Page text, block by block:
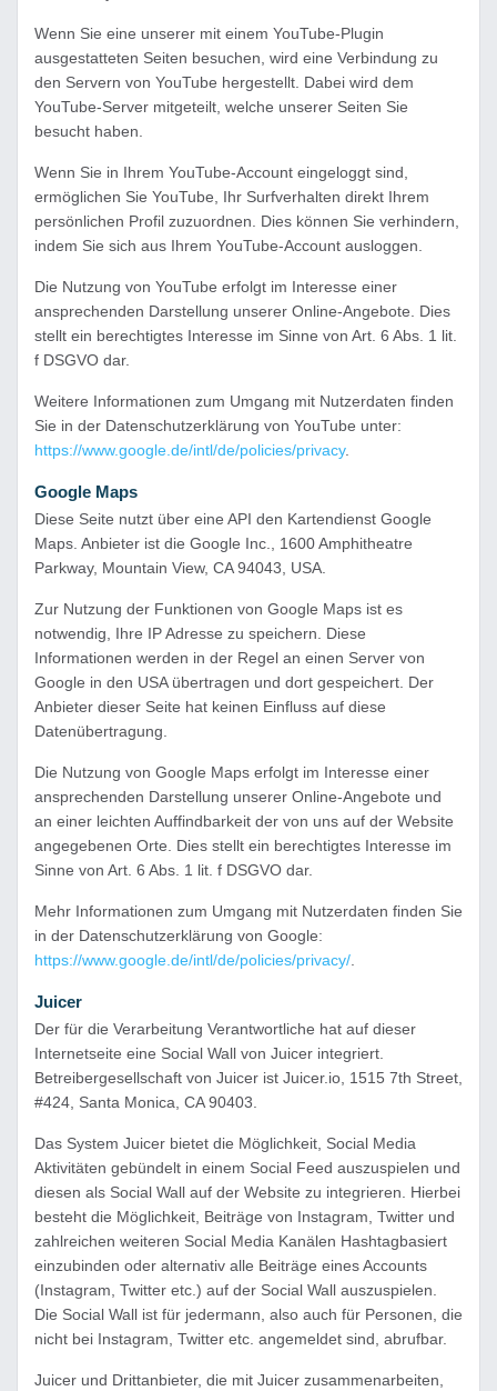
Wenn Sie eine unserer mit einem YouTube-Plugin
ausgestatteten Seiten besuchen, wird eine Verbindung zu
den Servern von YouTube hergestellt. Dabei wird dem
YouTube-Server mitgeteilt, welche unserer Seiten Sie
besucht haben.
Wenn Sie in Ihrem YouTube-Account eingeloggt sind,
ermöglichen Sie YouTube, Ihr Surfverhalten direkt Ihrem
persönlichen Profil zuzuordnen. Dies können Sie verhindern,
indem Sie sich aus Ihrem YouTube-Account ausloggen.
Die Nutzung von YouTube erfolgt im Interesse einer
ansprechenden Darstellung unserer Online-Angebote. Dies
stellt ein berechtigtes Interesse im Sinne von Art. 6 Abs. 1 lit.
f DSGVO dar.
Weitere Informationen zum Umgang mit Nutzerdaten finden
Sie in der Datenschutzerklärung von YouTube unter:
https://www.google.de/intl/de/policies/privacy.
Google Maps
Diese Seite nutzt über eine API den Kartendienst Google
Maps. Anbieter ist die Google Inc., 1600 Amphitheatre
Parkway, Mountain View, CA 94043, USA.
Zur Nutzung der Funktionen von Google Maps ist es
notwendig, Ihre IP Adresse zu speichern. Diese
Informationen werden in der Regel an einen Server von
Google in den USA übertragen und dort gespeichert. Der
Anbieter dieser Seite hat keinen Einfluss auf diese
Datenübertragung.
Die Nutzung von Google Maps erfolgt im Interesse einer
ansprechenden Darstellung unserer Online-Angebote und
an einer leichten Auffindbarkeit der von uns auf der Website
angegebenen Orte. Dies stellt ein berechtigtes Interesse im
Sinne von Art. 6 Abs. 1 lit. f DSGVO dar.
Mehr Informationen zum Umgang mit Nutzerdaten finden Sie
in der Datenschutzerklärung von Google:
https://www.google.de/intl/de/policies/privacy/
Juicer
Der für die Verarbeitung Verantwortliche hat auf dieser
Internetseite eine Social Wall von Juicer integriert.
Betreibergesellschaft von Juicer ist Juicer.io, 1515 7th Street,
#424, Santa Monica, CA 90403.
Das System Juicer bietet die Möglichkeit, Social Media
Aktivitäten gebündelt in einem Social Feed auszuspielen und
diesen als Social Wall auf der Website zu integrieren. Hierbei
besteht die Möglichkeit, Beiträge von Instagram, Twitter und
zahlreichen weiteren Social Media Kanälen Hashtagbasiert
einzubinden oder alternativ alle Beiträge eines Accounts
(Instagram, Twitter etc.) auf der Social Wall auszuspielen.
Die Social Wall ist für jedermann, also auch für Personen, die
nicht bei Instagram, Twitter etc. angemeldet sind, abrufbar.
Juicer und Drittanbieter, die mit Juicer zusammenarbeiten,